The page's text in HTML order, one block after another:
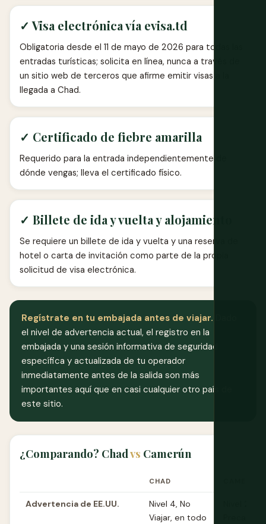
✓ Visa electrónica vía evisa.td
Obligatoria desde el 11 de mayo de 2026 para todas las
entradas turísticas; solicita en línea, nunca a través de
un sitio web de terceros que afirme emitir visas a la
llegada a Chad.
✓ Certificado de fiebre amarilla
Requerido para la entrada independientemente de
dónde vengas; lleva el certificado físico.
✓ Billete de ida y vuelta y alojamiento
Se requiere un billete de ida y vuelta y una reserva de
hotel o carta de invitación como parte de la propia
solicitud de visa electrónica.
Regístrate en tu embajada antes de viajar.
el nivel de advertencia actual, el registro en la
embajada y una sesión informativa de seguridad
específica y actualizada de tu operador
inmediatamente antes de la salida son más
importantes aquí que en casi cualquier otro país de
este sitio.
¿Comparando? Chadvs Camerún
CHAD
Advertencia de EE.UU.
Nivel 4, No
Viajar, en todo